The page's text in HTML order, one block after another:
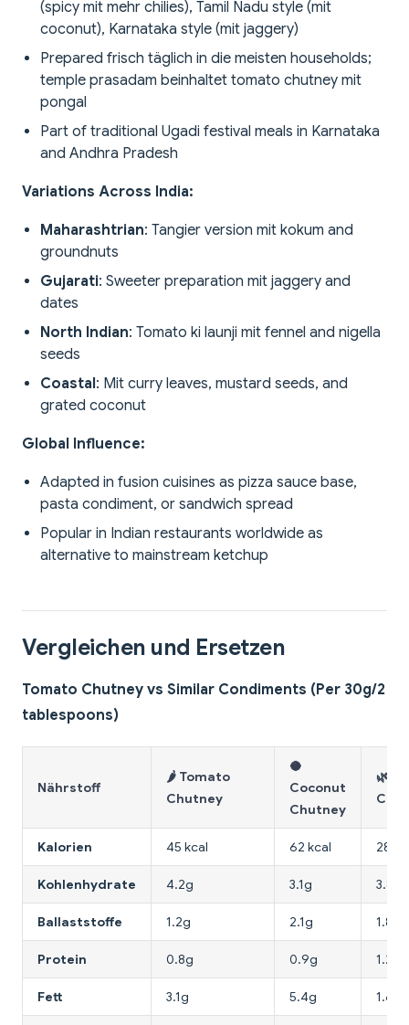
(spicy mit mehr chilies), Tamil Nadu style (mit
coconut), Karnataka style (mit jaggery)
Prepared frisch täglich in die meisten households;
temple prasadam beinhaltet tomato chutney mit
pongal
Part of traditional Ugadi festival meals in Karnataka
and Andhra Pradesh
Variations Across India:
Maharashtrian: Tangier version mit kokum and
groundnuts
Gujarati: Sweeter preparation mit jaggery and
dates
North Indian: Tomato ki launji mit fennel and nigella
seeds
Coastal: Mit curry leaves, mustard seeds, and
grated coconut
Global Influence:
Adapted in fusion cuisines as pizza sauce base,
pasta condiment, or sandwich spread
Popular in Indian restaurants worldwide as
alternative to mainstream ketchup
Vergleichen und Ersetzen
Tomato Chutney vs Similar Condiments (Per 30g/2
tablespoons)
Nährstoff
🌶️ Tomato
Chutney
🥥
Coconut
Chutney
🌿
Kalorien 45 kcal 62 kcal 28
Kohlenhydrate 4.2g 3.1g 3.8g
Ballaststoffe 1.2g 2.1g 1.8g
Protein 0.8g 0.9g 1.2g
Fett 3.1g 5.4g 1.6g